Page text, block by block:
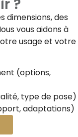
?
dimensions, des
vous aidons à
usage et votre
(options,
type de pose)
adaptations)